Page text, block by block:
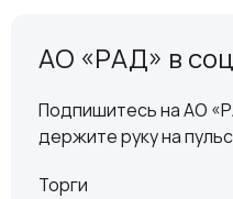
АО «РАД» в
Подпишитесь на АО
держите руку на
Торги